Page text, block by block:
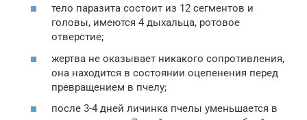
тело паразита состоит из 12 сегментов и
головы, имеются 4 дыхальца, ротовое
отверстие;
жертва не оказывает никакого сопротивления,
она находится в состоянии оцепенения перед
превращением в пчелу;
после 3-4 дней личинка пчелы уменьшается в